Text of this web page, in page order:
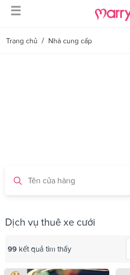
☰
Trang chủ / Nhà cung cấp
Dịch vụ thuê xe cưới
99 kết quả tìm thấy